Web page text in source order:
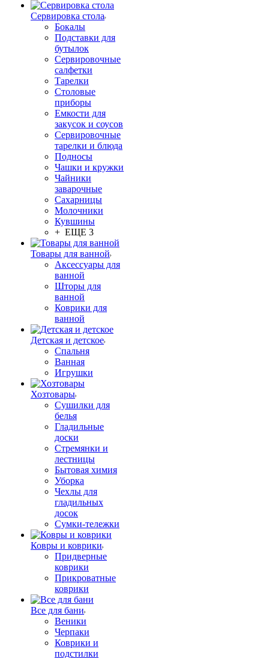
Сервировка стола
Бокалы
Подставки для
бутылок
Сервировочные
салфетки
Тарелки
Столовые
приборы
Емкости для
закусок и соусов
Сервировочные
тарелки и блюда
Подносы
Чашки и кружки
Чайники
заварочные
Сахарницы
Молочники
Кувшины
+ ЕЩЕ 3
Товары для ванной
Аксессуары для
ванной
Шторы для
ванной
Коврики для
ванной
Детская и детское
Спальня
Ванная
Игрушки
Хозтовары
Сушилки для
белья
Гладильные
доски
Стремянки и
лестницы
Бытовая химия
Уборка
Чехлы для
гладильных
досок
Сумки-тележки
Ковры и коврики
Придверные
коврики
Прикроватные
коврики
Все для бани
Веники
Черпаки
Коврики и
подстилки